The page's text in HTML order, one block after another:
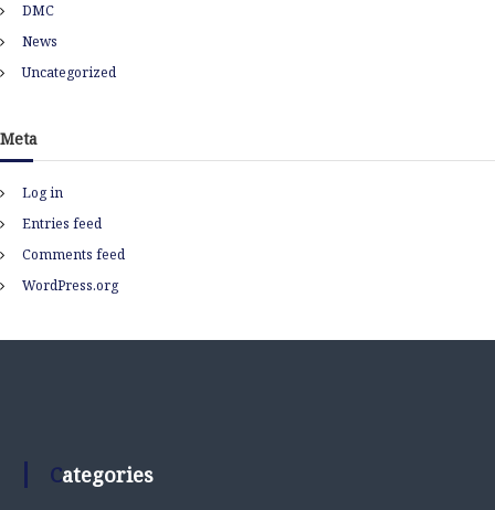
DMC
News
Uncategorized
Meta
Log in
Entries feed
Comments feed
WordPress.org
Categories